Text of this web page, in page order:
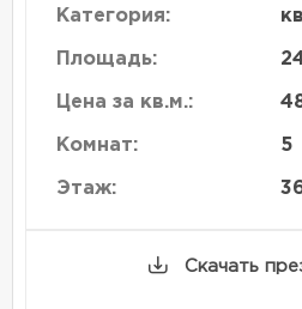
Категория:
Площадь:
Цена за кв.м.:
Комнат: 5
Этаж:
Скачать